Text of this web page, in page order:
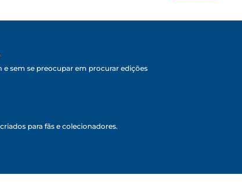
e sem se preocupar em procurar edições
para fãs e colecionadores.